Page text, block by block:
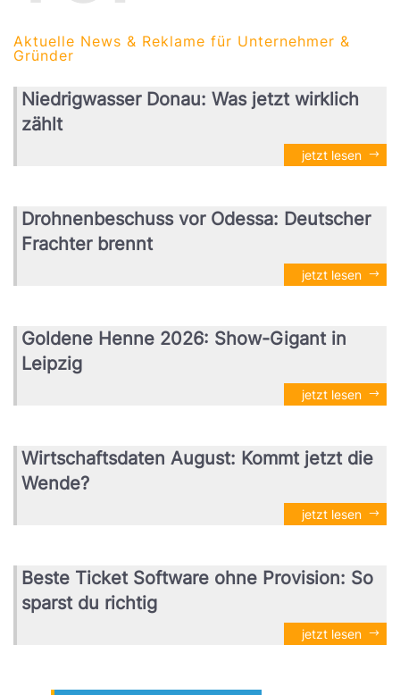
Aktuelle News & Reklame für Unternehmer &
Gründer
Niedrigwasser Donau: Was jetzt wirklich
zählt
jetzt lesen
Drohnenbeschuss vor Odessa: Deutscher
Frachter brennt
jetzt lesen
Goldene Henne 2026: Show-Gigant in
Leipzig
jetzt lesen
Wirtschaftsdaten August: Kommt jetzt die
Wende?
jetzt lesen
Beste Ticket Software ohne Provision: So
sparst du richtig
jetzt lesen